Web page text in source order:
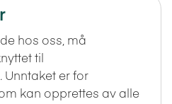
hos oss, må
til
er for
kan opprettes av alle